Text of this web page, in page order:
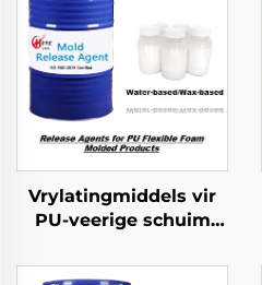
Vrylatingmiddels vir
PU-veerige schuim